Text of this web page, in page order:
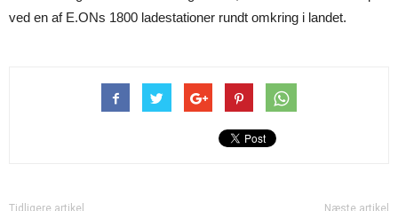
ved en af E.ONs 1800 ladestationer rundt omkring i landet.
Tidligere artikel Næste artikel